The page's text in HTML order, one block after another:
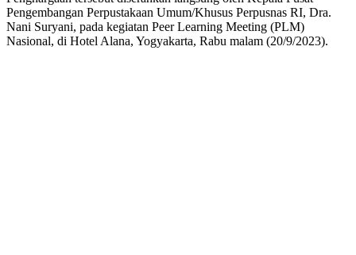
Pengembangan Perpustakaan Umum/Khusus Perpusnas RI, Dra.
Nani Suryani, pada kegiatan Peer Learning Meeting (PLM)
Nasional, di Hotel Alana, Yogyakarta, Rabu malam (20/9/2023).